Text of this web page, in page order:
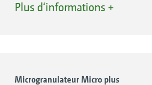
semeurs. Dans ce cas, les produits
avec les doseurs correspondants.
Plus d‘informations +
Microgranulateur Micro plus